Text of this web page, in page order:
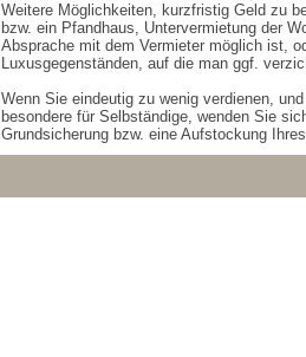
Weitere Möglichkeiten, kurzfristig Geld zu
bzw. ein Pfandhaus, Untervermietung der
Absprache mit dem Vermieter möglich ist,
Luxusgegenständen, auf die man ggf.
Wenn Sie eindeutig zu wenig verdienen,
besondere für Selbständige, wenden Sie
Grundsicherung bzw. eine Aufstockung